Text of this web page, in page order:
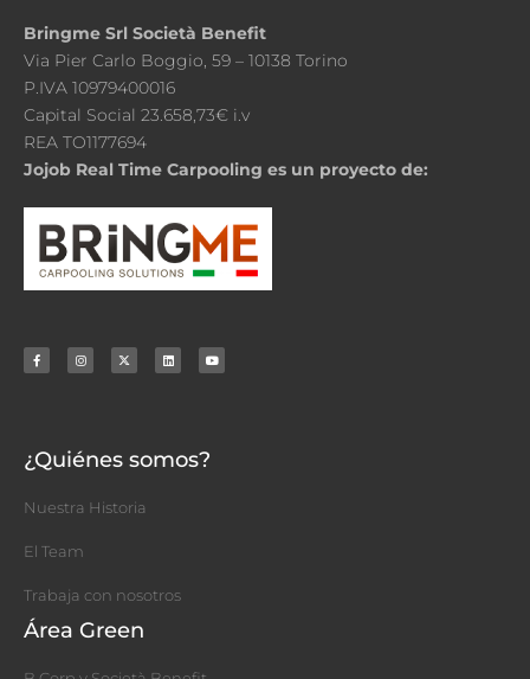
Bringme Srl Società Benefit
Via Pier Carlo Boggio, 59 – 10138 Torino
P.IVA 10979400016
Capital Social 23.658,73€ i.v
REA TO1177694
Jojob Real Time Carpooling es un proyecto de:
¿Quiénes somos?
Nuestra Historia
El Team
Trabaja con nosotros
Área Green